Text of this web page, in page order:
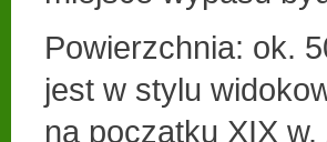
Powierzchnia: ok.
jest w stylu
na początku XIX